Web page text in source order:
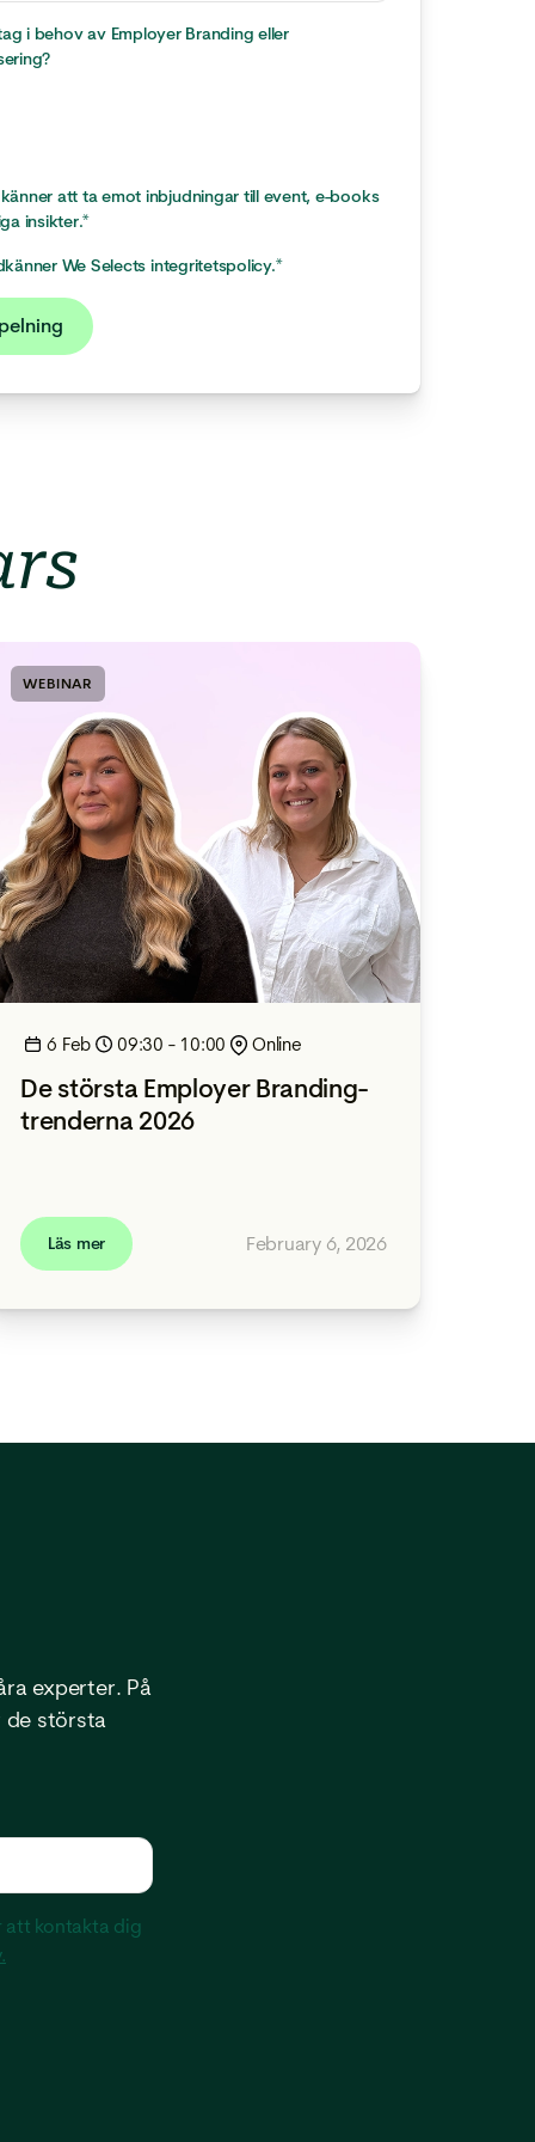
i behov av Employer Branding eller
att ta emot inbjudningar till event, e-books
insikter.*
We Selects integritetspolicy.*
WEBINAR
6 Feb 09:30 - 10:00 Online
De största Employer Branding-
trenderna 2026
Läs mer February 6, 2026
experter. På
de största
att kontakta dig